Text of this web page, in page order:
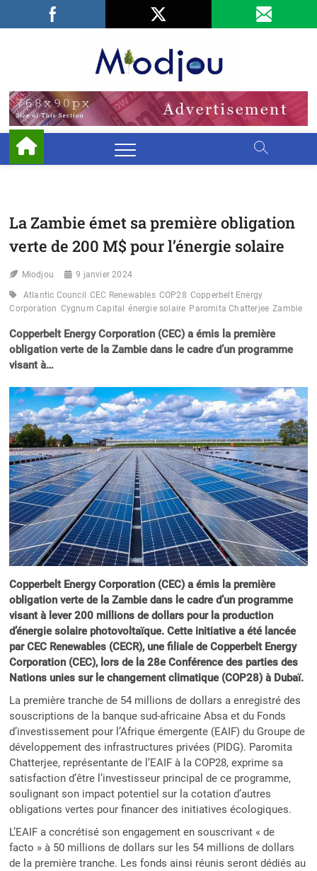
Facebook
LinkedIn
La Zambie émet sa première obligation
verte de 200 M$ pour l’énergie solaire
Miodjou 9 janvier 2024
Atlantic Council CEC Renewables COP28 Copperbelt Energy
Corporation Cygnum Capital énergie solaire Paromita Chatterjee Zambie
Copperbelt Energy Corporation (CEC) a émis la première
obligation verte de la Zambie dans le cadre d’un programme
visant à…
Copperbelt Energy Corporation (CEC) a émis la première
obligation verte de la Zambie dans le cadre d’un programme
visant à lever 200 millions de dollars pour la production
d’énergie solaire photovoltaïque. Cette initiative a été lancée
par CEC Renewables (CECR), une filiale de Copperbelt Energy
Corporation (CEC), lors de la 28e Conférence des parties des
Nations unies sur le changement climatique (COP28) à Dubaï.
La première tranche de 54 millions de dollars a enregistré des
souscriptions de la banque sud-africaine Absa et du Fonds
d’investissement pour l’Afrique émergente (EAIF) du Groupe de
développement des infrastructures privées (PIDG). Paromita
Chatterjee, représentante de l’EAIF à la COP28, exprime sa
satisfaction d’être l’investisseur principal de ce programme,
soulignant son impact potentiel sur la cotation d’autres
obligations vertes pour financer des initiatives écologiques.
L’EAIF a concrétisé son engagement en souscrivant « de
facto » à 50 millions de dollars sur les 54 millions de dollars
de la première tranche. Les fonds ainsi réunis seront dédiés au